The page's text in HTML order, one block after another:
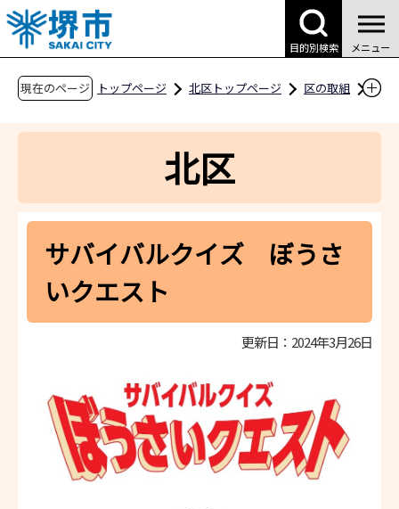
こ
の
ペ
目的別検索 メニュー
現在のページ トップページ 北区トップページ
区の取組
サバイバルクイズ ぼうさいクエスト
北区
サバイバルクイズ ぼうさ
いクエスト
更新日：2024年3月26日